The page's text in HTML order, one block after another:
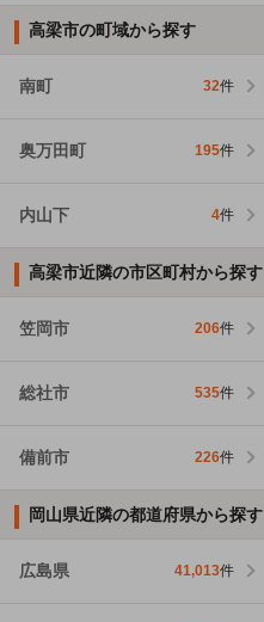
高梁市の町域から探す
南町 32件
奥万田町 195件
内山下 4件
高梁市近隣の市区町村から探す
笠岡市 206件
総社市 535件
備前市 226件
岡山県近隣の都道府県から探す
広島県 41,013件